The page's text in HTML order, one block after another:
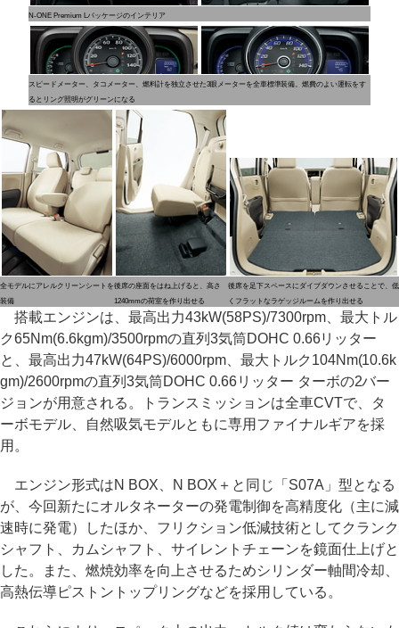
N-ONE Premium Lパッケージのインテリア
スピードメーター、タコメーター、燃料計を独立させた3眼メーターを全車標準装備。燃費のよい運転をす
るとリング照明がグリーンになる
全モデルにアレルクリーンシートを
装備
後席の座面をはね上げると、高さ
1240mmの荷室を作り出せる
後席を足下スペースにダイブダウンさせることで、低
くフラットなラゲッジルームを作り出せる
搭載エンジンは、最高出力43kW(58PS)/7300rpm、最大トル
ク65Nm(6.6kgm)/3500rpmの直列3気筒DOHC 0.66リッター
と、最高出力47kW(64PS)/6000rpm、最大トルク104Nm(10.6k
gm)/2600rpmの直列3気筒DOHC 0.66リッター ターボの2バー
ジョンが用意される。トランスミッションは全車CVTで、タ
ーボモデル、自然吸気モデルともに専用ファイナルギアを採
用。
エンジン形式はN BOX、N BOX＋と同じ「S07A」型となる
が、今回新たにオルタネーターの発電制御を高精度化（主に減
速時に発電）したほか、フリクション低減技術としてクランク
シャフト、カムシャフト、サイレントチェーンを鏡面仕上げと
した。また、燃焼効率を向上させるためシリンダー軸間冷却、
高熱伝導ピストントップリングなどを採用している。